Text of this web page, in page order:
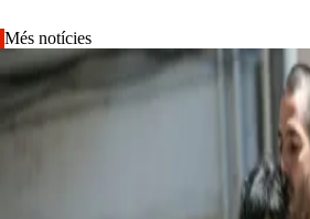
Més notícies